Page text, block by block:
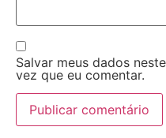
Salvar meus dados
vez que eu comentar.